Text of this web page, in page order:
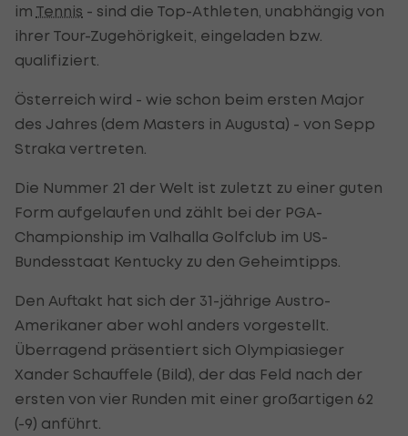
im Tennis - sind die Top-Athleten, unabhängig von
ihrer Tour-Zugehörigkeit, eingeladen bzw.
qualifiziert.
Österreich wird - wie schon beim ersten Major
des Jahres (dem Masters in Augusta) - von Sepp
Straka vertreten.
Die Nummer 21 der Welt ist zuletzt zu einer guten
Form aufgelaufen und zählt bei der PGA-
Championship im Valhalla Golfclub im US-
Bundesstaat Kentucky zu den Geheimtipps.
Den Auftakt hat sich der 31-jährige Austro-
Amerikaner aber wohl anders vorgestellt.
Überragend präsentiert sich Olympiasieger
Xander Schauffele (Bild), der das Feld nach der
ersten von vier Runden mit einer großartigen 62
(-9) anführt.